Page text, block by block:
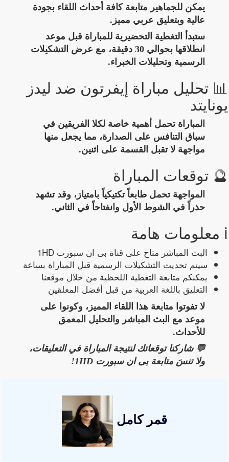
يمكن للجماهير متابعة كافة أحداث اللقاء بجودة
عالية وبتعليق عربي مميز.
ستبدأ التغطية التحضيرية للمباراة قبل موعد
انطلاقها بحوالي 30 دقيقة، مع عرض التشكيلات
الرسمية وتحليلات الخبراء.
📊 تحليل مباراة إيفرتون ضد ليدز
يونايتد
المباراة تحمل أهمية خاصة لكلا الفريقين في
سباق التنافس على الصدارة، مما يجعل منها
مواجهة لا تقبل القسمة على اثنين.
🔮 توقعات المباراة
المواجهة تحمل طابعاً تكتيكياً بامتياز، وقد تشهد
حذراً في الشوط الأول وانفتاحاً في الثاني.
ℹ️ معلومات هامة
البث المباشر متاح على قناة بى ان سبورت 1HD
سيتم تحديث التشكيلات الرسمية قبل المباراة بساعة
يمكنكم متابعة التغطية اللحظية من خلال موقعنا
التعليق باللغة العربية من قبل أفضل المعلقين
لا تفوتوا متابعة هذا اللقاء المميز، وكونوا على
موعد مع البث المباشر والتحليل المعمق
للأحداث.
💬 شاركنا توقعاتك لنتيجة المباراة في التعليقات،
ولا تنسَ متابعة بى ان سبورت 1HD!
قمر كامل